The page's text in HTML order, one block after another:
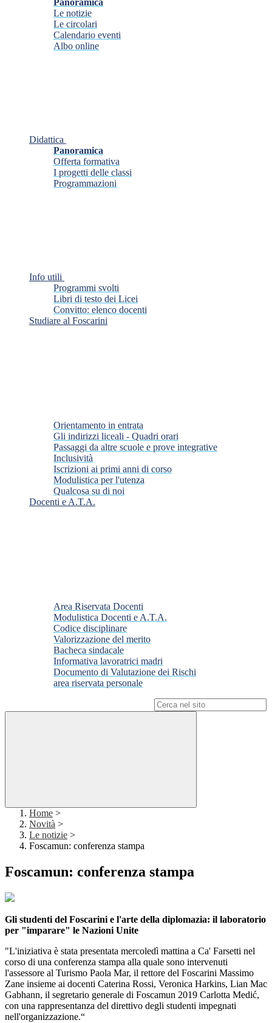
Panoramica
Le notizie
Le circolari
Calendario eventi
Albo online
Didattica
Panoramica
Offerta formativa
I progetti delle classi
Programmazioni
Info utili
Programmi svolti
Libri di testo dei Licei
Convitto: elenco docenti
Studiare al Foscarini
Orientamento in entrata
Gli indirizzi liceali - Quadri orari
Passaggi da altre scuole e prove integrative
Inclusività
Iscrizioni ai primi anni di corso
Modulistica per l'utenza
Qualcosa su di noi
Docenti e A.T.A.
Area Riservata Docenti
Modulistica Docenti e A.T.A.
Codice disciplinare
Valorizzazione del merito
Bacheca sindacale
Informativa lavoratrici madri
Documento di Valutazione dei Rischi
area riservata personale
Home >
Novità >
Le notizie >
Foscamun: conferenza stampa
Foscamun: conferenza stampa
Gli studenti del Foscarini e l'arte della diplomazia: il laboratorio
per "imparare" le Nazioni Unite
"L'iniziativa è stata presentata mercoledì mattina a Ca' Farsetti nel
corso di una conferenza stampa alla quale sono intervenuti
l'assessore al Turismo Paola Mar, il rettore del Foscarini Massimo
Zane insieme ai docenti Caterina Rossi, Veronica Harkins, Lian Mac
Gabhann, il segretario generale di Foscamun 2019 Carlotta Medić,
con una rappresentanza del direttivo degli studenti impegnati
nell'organizzazione.“